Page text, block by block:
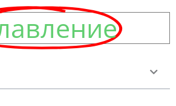
중
평
가